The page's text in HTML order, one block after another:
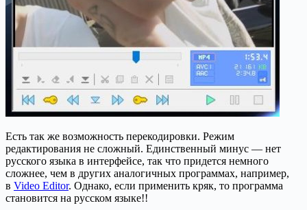
Есть так же возможность перекодировки. Режим
редактирования не сложный. Единственный минус — нет
русского языка в интерфейсе, так что придется немного
сложнее, чем в других аналогичных программах, например,
в Video Editor. Однако, если применить кряк, то программа
становится на русском языке!!